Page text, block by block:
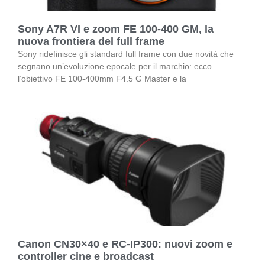
Sony A7R VI e zoom FE 100-400 GM, la
nuova frontiera del full frame
Sony ridefinisce gli standard full frame con due novità che
segnano un’evoluzione epocale per il marchio: ecco
l’obiettivo FE 100-400mm F4.5 G Master e la
Canon CN30×40 e RC-IP300: nuovi zoom e
controller cine e broadcast